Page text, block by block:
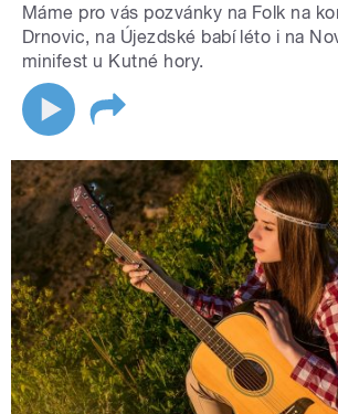
Máme pro vás pozvánky na Folk na
Drnovic, na Újezdské babí léto i na
minifest u Kutné hory.